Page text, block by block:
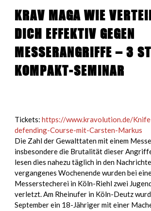
Krav Maga wie
dich effektiv gegen
Messerangriffe – 3
Kompakt-Seminar
Tickets: https://www.kravolution.de/
defending-Course-mit-Carsten-Markus
Die Zahl der Gewalttaten mit einem
insbesondere die Brutalität dieser
lesen dies nahezu täglich in den
vergangenes Wochenende wurden bei
Messerstecherei in Köln-Riehl zwei
verletzt. Am Rheinufer in Köln-Deutz
September ein 18-Jähriger mit einer